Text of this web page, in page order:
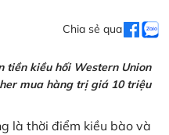
Chia sẻ qua
tiền kiều hối Western Union
mua hàng trị giá 10 triệu
là thời điểm kiều bào và